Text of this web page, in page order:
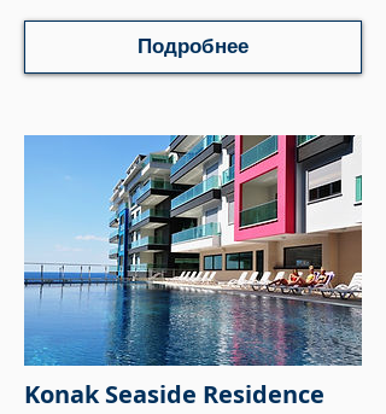
Подробнее
Konak Seaside Residence